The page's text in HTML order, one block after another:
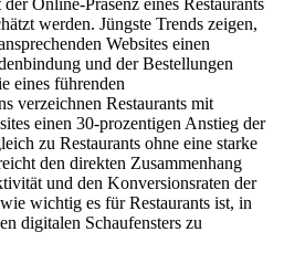
werden. Jüngste Trends zeigen,
Websites einen
und der Bestellungen
eines führenden
verzeichnen Restaurants mit
einen 30-prozentigen Anstieg der
zu Restaurants ohne eine starke
den direkten Zusammenhang
und den Konversionsraten der
wichtig es für Restaurants ist, in
digitalen Schaufensters zu